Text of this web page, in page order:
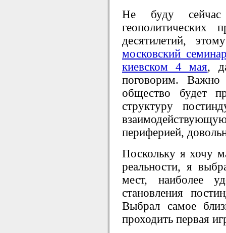
Не буду сейчас
геополитических
десятилетий,
московский
киевском 4 мая,
поговорим. Важно
общество будет
структуру
периферией,
Поскольку я хочу
реальности, я
мест, наиболее
становления
Выбрал самое
проходить первая